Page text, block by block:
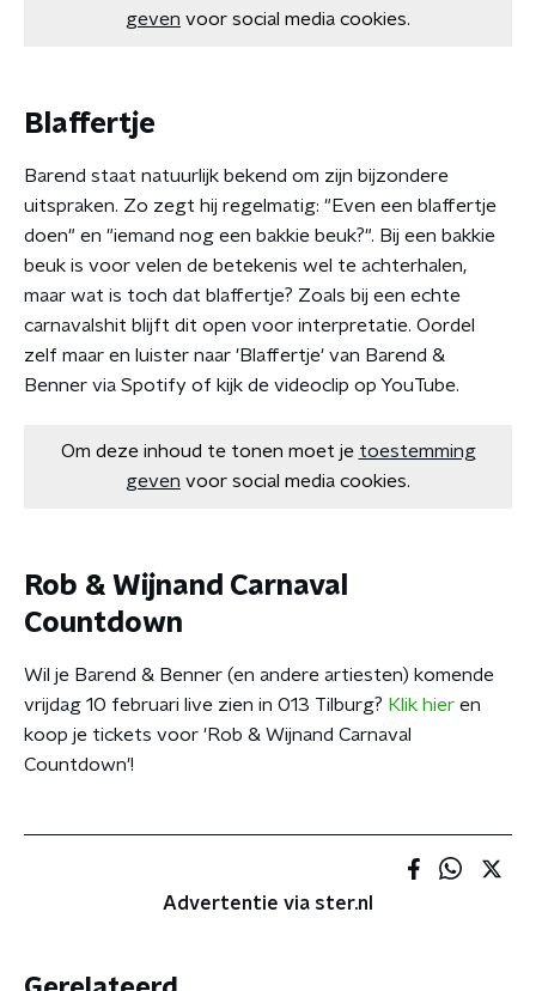
geven voor social media cookies.
Blaffertje
Barend staat natuurlijk bekend om zijn bijzondere
uitspraken. Zo zegt hij regelmatig: "Even een blaffertje
doen" en "iemand nog een bakkie beuk?". Bij een bakkie
beuk is voor velen de betekenis wel te achterhalen,
maar wat is toch dat blaffertje? Zoals bij een echte
carnavalshit blijft dit open voor interpretatie. Oordel
zelf maar en luister naar 'Blaffertje' van Barend &
Benner via Spotify of kijk de videoclip op YouTube.
Om deze inhoud te tonen moet je toestemming
geven voor social media cookies.
Rob & Wijnand Carnaval
Countdown
Wil je Barend & Benner (en andere artiesten) komende
vrijdag 10 februari live zien in 013 Tilburg? Klik hier en
koop je tickets voor 'Rob & Wijnand Carnaval
Countdown'!
Advertentie via ster.nl